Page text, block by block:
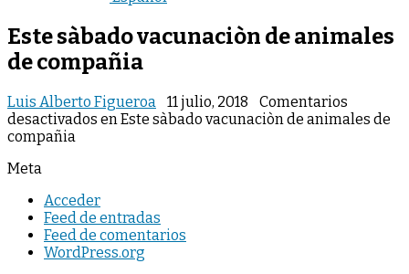
Este sàbado vacunaciòn de animales
de compañia
Luis Alberto Figueroa 11 julio, 2018
Comentarios
desactivados en Este sàbado vacunaciòn de animales de
compañia
Meta
Acceder
Feed de entradas
Feed de comentarios
WordPress.org